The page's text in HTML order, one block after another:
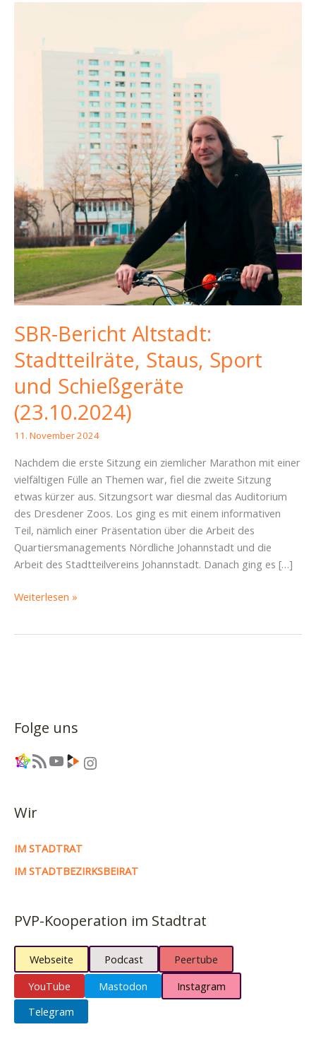
SBR-Bericht Altstadt:
Stadtteilräte, Staus, Sport
und Schießgeräte
(23.10.2024)
11. November 2024
Nachdem die erste Sitzung ein ziemlicher Marathon mit einer
vielfältigen Fülle an Themen war, fiel die zweite Sitzung
etwas kürzer aus. Sitzungsort war diesmal das Auditorium
des Dresdener Zoos. Los ging es mit einem informativen
Teil, nämlich einer Präsentation über die Arbeit des
Quartiersmanagements Nördliche Johannstadt und die
Arbeit des Stadtteilvereins Johannstadt. Danach ging es […]
SBR-
(23.10.2024)
Weiterlesen »
Folge uns
Link RSS-Feed YouTube Link Instagram
Wir
IM STADTRAT
IM STADTBEZIRKSBEIRAT
PVP-Kooperation im Stadtrat
Webseite Podcast
Peertube
YouTube
Mastodon
Instagram
Telegram